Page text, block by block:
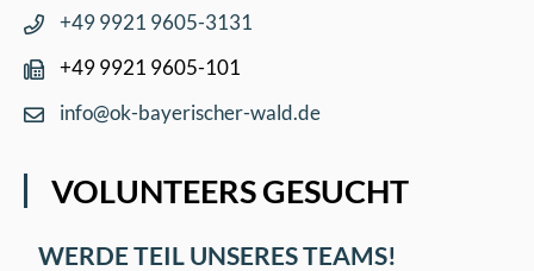
+49 9921 9605-3131
+49 9921 9605-101
info@ok-bayerischer-wald.de
VOLUNTEERS GESUCHT
WERDE TEIL UNSERES TEAMS!